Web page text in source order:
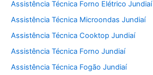
Assistência Técnica Forno Elétrico Jundiaí
Assistência Técnica Microondas Jundiaí
Assistência Técnica Cooktop Jundiaí
Assistência Técnica Forno Jundiaí
Assistência Técnica Fogão Jundiaí